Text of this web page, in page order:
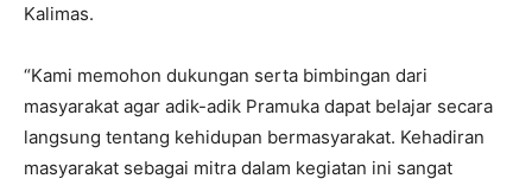
Kalimas.
“Kami memohon dukungan serta bimbingan dari
masyarakat agar adik-adik Pramuka dapat belajar secara
langsung tentang kehidupan bermasyarakat. Kehadiran
masyarakat sebagai mitra dalam kegiatan ini sangat